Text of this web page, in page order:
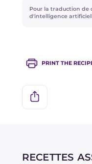
Pour la traduction de
d'intelligence
PRINT THE
RECETTES